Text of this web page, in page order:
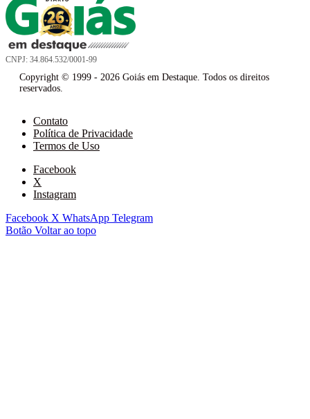
CNPJ: 34.864.532/0001-99
Copyright © 1999 - 2026 Goiás em Destaque. Todos os direitos
reservados.
Contato
Política de Privacidade
Termos de Uso
Facebook
X
Instagram
Facebook X WhatsApp Telegram
Botão Voltar ao topo